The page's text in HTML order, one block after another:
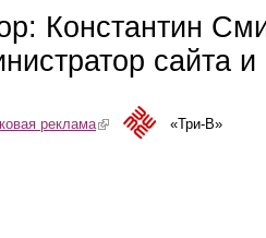
Константин
сайта
реклама(link is external)«Три-В»